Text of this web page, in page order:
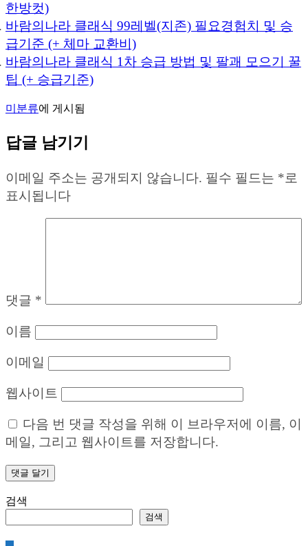
한방컷)
바람의나라 클래식 99레벨(지존) 필요경험치 및 승
급기준 (+ 체마 교환비)
바람의나라 클래식 1차 승급 방법 및 팔괘 모으기 꿀
팁 (+ 승급기준)
미분류에 게시됨
답글 남기기
이메일 주소는 공개되지 않습니다. 필수 필드는 *로
표시됩니다
댓글 *
이름
이메일
웹사이트
다음 번 댓글 작성을 위해 이 브라우저에 이름, 이
메일, 그리고 웹사이트를 저장합니다.
검색
검색